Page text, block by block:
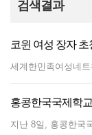
검색결과
코윈 여성 장자
홍콩한국국제학